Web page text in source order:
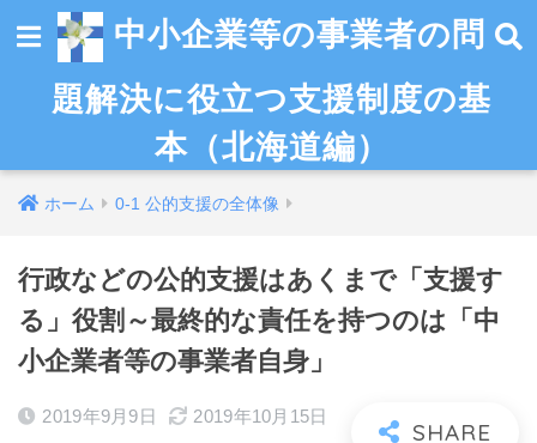
中小企業等の事業者の問
題解決に役立つ支援制度の基
本（北海道編）
ホーム 0-1 公的支援の全体像
行政などの公的支援はあくまで「支援す
る」役割～最終的な責任を持つのは「中
小企業者等の事業者自身」
2019年9月9日 2019年10月15日